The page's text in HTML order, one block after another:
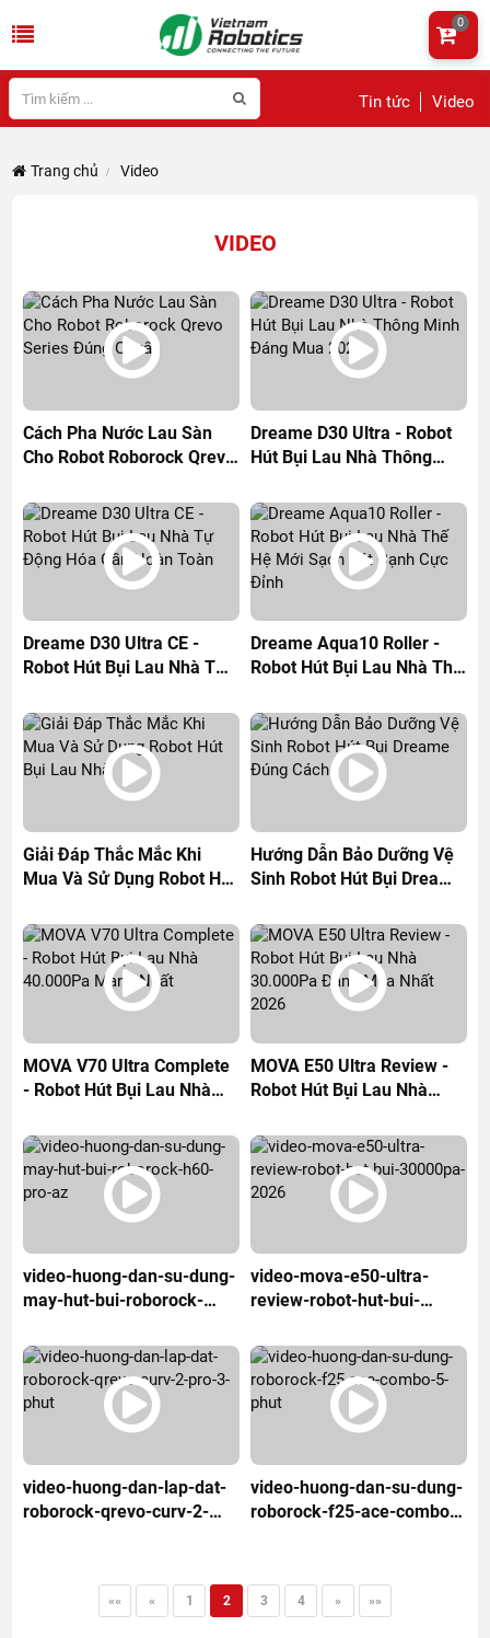
Tin tức Video
0
Trang chủ Video
VIDEO
Cách Pha Nước Lau Sàn
Cho Robot Roborock Qrevo
Dreame D30 Ultra - Robot
Hút Bụi Lau Nhà Thông
Dreame D30 Ultra CE -
Robot Hút Bụi Lau Nhà Tự
Dreame Aqua10 Roller -
Robot Hút Bụi Lau Nhà Thế
Đỉnh
Giải Đáp Thắc Mắc Khi
Mua Và Sử Dụng Robot Hút
Hướng Dẫn Bảo Dưỡng Vệ
Sinh Robot Hút Bụi Dreame
MOVA V70 Ultra Complete
- Robot Hút Bụi Lau Nhà
MOVA E50 Ultra Review -
Robot Hút Bụi Lau Nhà
2026
video-huong-dan-su-dung-
may-hut-bui-roborock-
video-mova-e50-ultra-
review-robot-hut-bui-
video-huong-dan-lap-dat-
roborock-qrevo-curv-2-
video-huong-dan-su-dung-
roborock-f25-ace-combo-
«« « 1 2 3 4 » »»